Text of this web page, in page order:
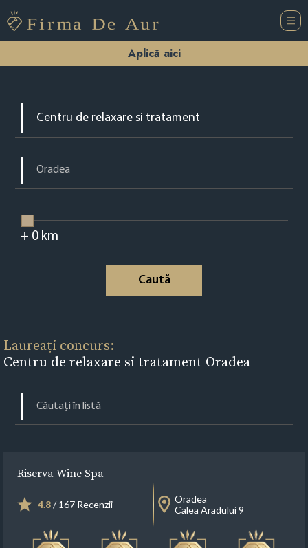
Aplică aici
+ 0km
Caută
Laureați concurs:
Centru de relaxare si tratament Oradea
Riserva Wine Spa
4.8/ 167 Recenzii
Oradea
Calea Aradului 9